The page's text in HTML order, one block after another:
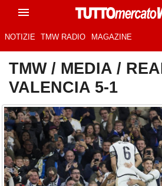
NOTIZIE TMW RADIO MAGAZINE
TMW/ MEDIA /
VALENCIA 5-1